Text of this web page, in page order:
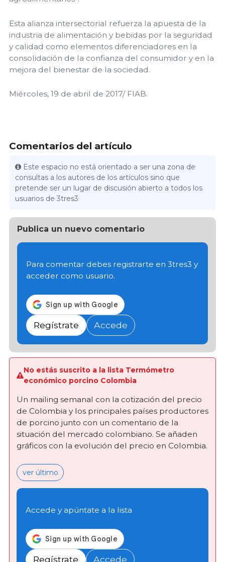
Esta alianza intersectorial refuerza la apuesta de la
industria de alimentación y bebidas por la seguridad
y calidad como elementos diferenciadores en la
consolidación de la confianza del consumidor y en la
mejora del bienestar de la sociedad.
Miércoles, 19 de abril de 2017/ FIAB.
Comentarios del artículo
Este espacio no está orientado a ser una zona de
consultas a los autores de los artículos sino que
pretende ser un lugar de discusión abierto a todos los
usuarios de 3tres3
Publica un nuevo comentario
Para comentar debes registrarte en 3tres3 y
acceder como usuario.
Regístrate Accede
No estás suscrito a la lista Termómetro
económico porcino Colombia
Un mailing semanal con la cotización del precio
de Colombia y los principales países productores
de porcino junto con un comentario de la
situación del mercado colombiano. Se añaden
gráficos con la evolución del precio en Colombia.
ver último
Accede y apúntate a la lista
Regístrate Accede